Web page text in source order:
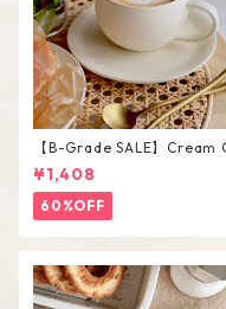
【B-Grade SALE】Cream
lor Round Shape Cup
Set
¥1,408
60%OFF